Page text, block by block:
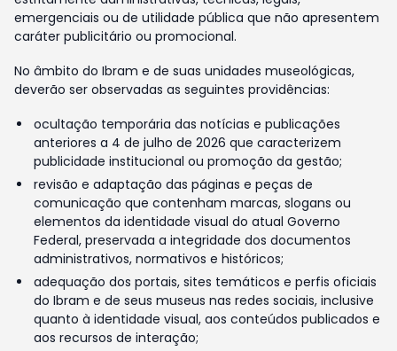
emergenciais ou de utilidade pública que não apresentem
caráter publicitário ou promocional.
No âmbito do Ibram e de suas unidades museológicas,
deverão ser observadas as seguintes providências:
ocultação temporária das notícias e publicações
anteriores a 4 de julho de 2026 que caracterizem
publicidade institucional ou promoção da gestão;
revisão e adaptação das páginas e peças de
comunicação que contenham marcas, slogans ou
elementos da identidade visual do atual Governo
Federal, preservada a integridade dos documentos
administrativos, normativos e históricos;
adequação dos portais, sites temáticos e perfis oficiais
do Ibram e de seus museus nas redes sociais, inclusive
quanto à identidade visual, aos conteúdos publicados e
aos recursos de interação;